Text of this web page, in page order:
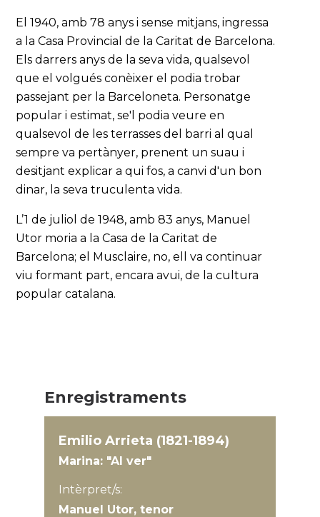
El 1940, amb 78 anys i sense mitjans, ingressa
a la Casa Provincial de la Caritat de Barcelona.
Els darrers anys de la seva vida, qualsevol
que el volgués conèixer el podia trobar
passejant per la Barceloneta. Personatge
popular i estimat, se'l podia veure en
qualsevol de les terrasses del barri al qual
sempre va pertànyer, prenent un suau i
desitjant explicar a qui fos, a canvi d'un bon
dinar, la seva truculenta vida.
L’1 de juliol de 1948, amb 83 anys, Manuel
Utor moria a la Casa de la Caritat de
Barcelona; el Musclaire, no, ell va continuar
viu formant part, encara avui, de la cultura
popular catalana.
Enregistraments
Emilio Arrieta (1821-1894)
Marina: "Al ver"
Intèrpret/s:
Manuel Utor, tenor